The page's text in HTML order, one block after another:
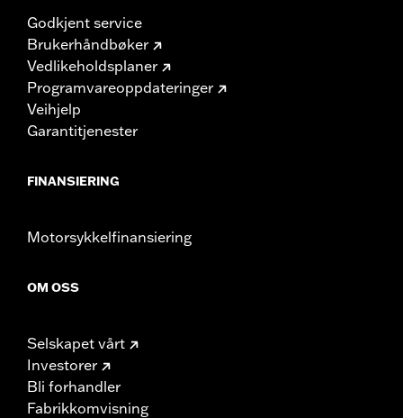
Godkjent service
Brukerhåndbøker
Vedlikeholdsplaner
Programvareoppdateringer
Veihjelp
Garantitjenester
FINANSIERING
Motorsykkelfinansiering
OM OSS
Selskapet vårt
Investorer
Bli forhandler
Fabrikkomvisning